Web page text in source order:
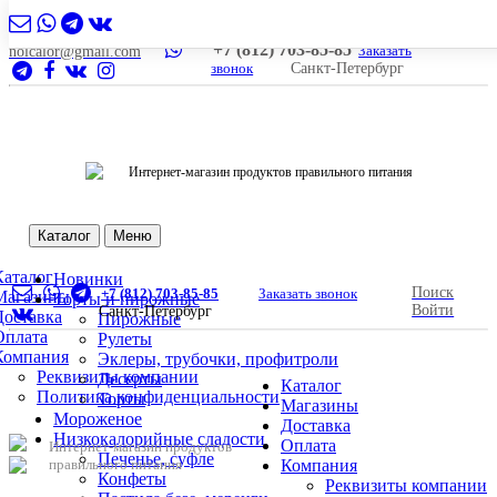
nolcalor@gmail.com +7 (812) 703-85-85 Заказать
звонок
Санкт-Петербург
Интернет-магазин продуктов правильного питания
Каталог Меню
Реквизиты компании
Политика конфиденциальности
Новинки
Торты и пирожные
Пирожные
Рулеты
Эклеры, трубочки, профитроли
Десерты
Торты
Мороженое
Низкокалорийные сладости
Печенье, суфле
Конфеты
+7 (812) 703-85-85
Заказать звонок
Санкт-Петербург
Поиск
Войти
Интернет-магазин продуктов
правильного питания
Каталог
Магазины
Доставка
Оплата
Компания
Реквизиты компании